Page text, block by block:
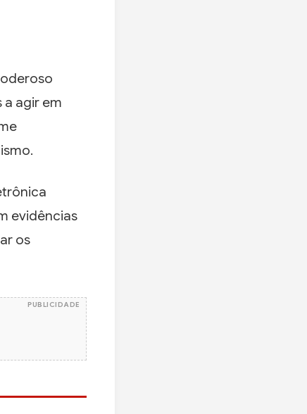
a agir em
evidências
os
PUBLICIDADE